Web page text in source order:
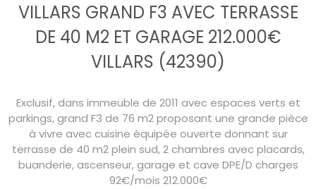
VILLARS GRAND F3 AVEC TERRASSE
DE 40 M2 ET GARAGE 212.000€
VILLARS (42390)
Exclusif, dans immeuble de 2011 avec espaces verts et
parkings, grand F3 de 76 m2 proposant une grande pièce
à vivre avec cuisine équipée ouverte donnant sur
terrasse de 40 m2 plein sud, 2 chambres avec placards,
buanderie, ascenseur, garage et cave DPE/D charges
92€/mois 212.000€